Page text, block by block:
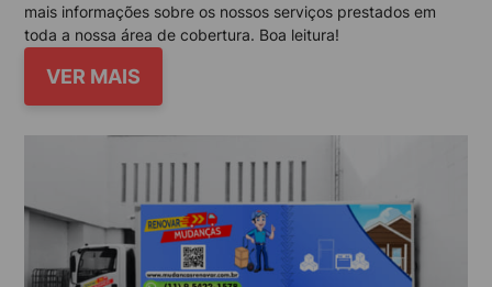
mais informações sobre os nossos serviços prestados em
toda a nossa área de cobertura. Boa leitura!
VER MAIS